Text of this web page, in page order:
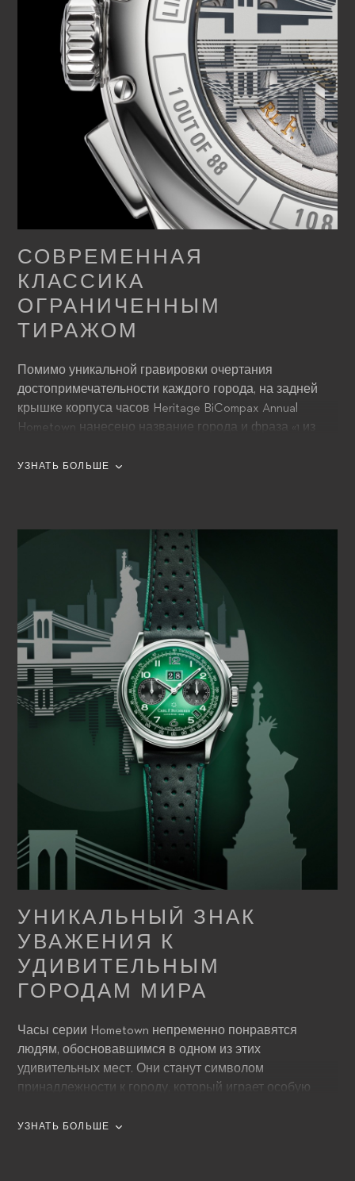
СОВРЕМЕННАЯ
КЛАССИКА
ОГРАНИЧЕННЫМ
ТИРАЖОМ
Помимо уникальной гравировки очертания
достопримечательности каждого города, на задней
крышке корпуса часов Heritage BiCompax Annual
Hometown нанесено название города и фраза «1 из
УЗНАТЬ БОЛЬШЕ
УНИКАЛЬНЫЙ ЗНАК
УВАЖЕНИЯ К
УДИВИТЕЛЬНЫМ
ГОРОДАМ МИРА
Часы серии Hometown непременно понравятся
людям, обосновавшимся в одном из этих
удивительных мест. Они станут символом
принадлежности к городу, который играет особую
УЗНАТЬ БОЛЬШЕ